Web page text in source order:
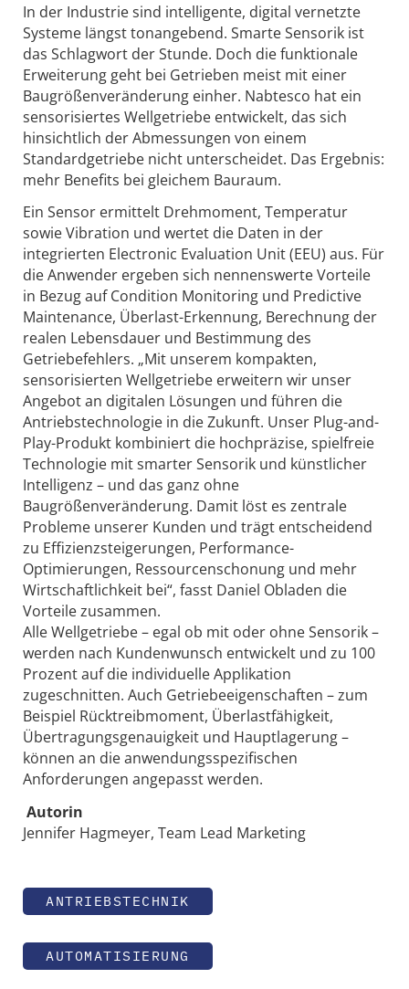
In der Industrie sind intelligente, digital vernetzte
Systeme längst tonangebend. Smarte Sensorik ist
das Schlagwort der Stunde. Doch die funktionale
Erweiterung geht bei Getrieben meist mit einer
Baugrößenveränderung einher. Nabtesco hat ein
sensorisiertes Wellgetriebe entwickelt, das sich
hinsichtlich der Abmessungen von einem
Standardgetriebe nicht unterscheidet. Das Ergebnis:
mehr Benefits bei gleichem Bauraum.
Ein Sensor ermittelt Drehmoment, Temperatur
sowie Vibration und wertet die Daten in der
integrierten Electronic Evaluation Unit (EEU) aus. Für
die Anwender ergeben sich nennenswerte Vorteile
in Bezug auf Condition Monitoring und Predictive
Maintenance, Überlast-Erkennung, Berechnung der
realen Lebensdauer und Bestimmung des
Getriebefehlers. „Mit unserem kompakten,
sensorisierten Wellgetriebe erweitern wir unser
Angebot an digitalen Lösungen und führen die
Antriebstechnologie in die Zukunft. Unser Plug-and-
Play-Produkt kombiniert die hochpräzise, spielfreie
Technologie mit smarter Sensorik und künstlicher
Intelligenz – und das ganz ohne
Baugrößenveränderung. Damit löst es zentrale
Probleme unserer Kunden und trägt entscheidend
zu Effizienzsteigerungen, Performance-
Optimierungen, Ressourcenschonung und mehr
Wirtschaftlichkeit bei“, fasst Daniel Obladen die
Vorteile zusammen.
Alle Wellgetriebe – egal ob mit oder ohne Sensorik –
werden nach Kundenwunsch entwickelt und zu 100
Prozent auf die individuelle Applikation
zugeschnitten. Auch Getriebeeigenschaften – zum
Beispiel Rücktreibmoment, Überlastfähigkeit,
Übertragungsgenauigkeit und Hauptlagerung –
können an die anwendungsspezifischen
Anforderungen angepasst werden.
Autorin
Jennifer Hagmeyer, Team Lead Marketing
ANTRIEBSTECHNIK
AUTOMATISIERUNG